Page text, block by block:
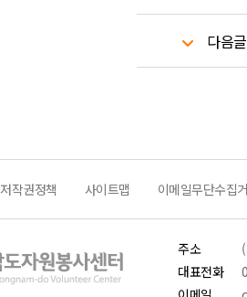
다음글
저작권정책 사이트맵 이메일무단수집
주소
대표전화